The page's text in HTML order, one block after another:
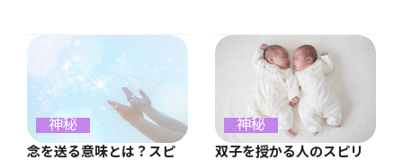
神秘
念を送る意味とは？スピ
神秘
双子を授かる人のスピリ